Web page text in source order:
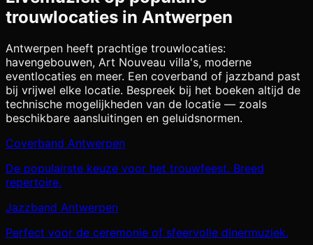
trouwlocaties in Antwerpen
Antwerpen heeft prachtige trouwlocaties:
havengebouwen, Art Nouveau villa's, moderne
eventlocaties en meer. Een coverband of jazzband past
bij vrijwel elke locatie. Bespreek bij het boeken altijd de
technische mogelijkheden van de locatie — zoals
beschikbare aansluitingen en geluidsnormen.
Coverband Antwerpen
De populairste keuze voor het trouwfeest. Breed
repertoire.
Jazzband Antwerpen
Perfect voor de ceremonie of sfeervolle dinermuziek.